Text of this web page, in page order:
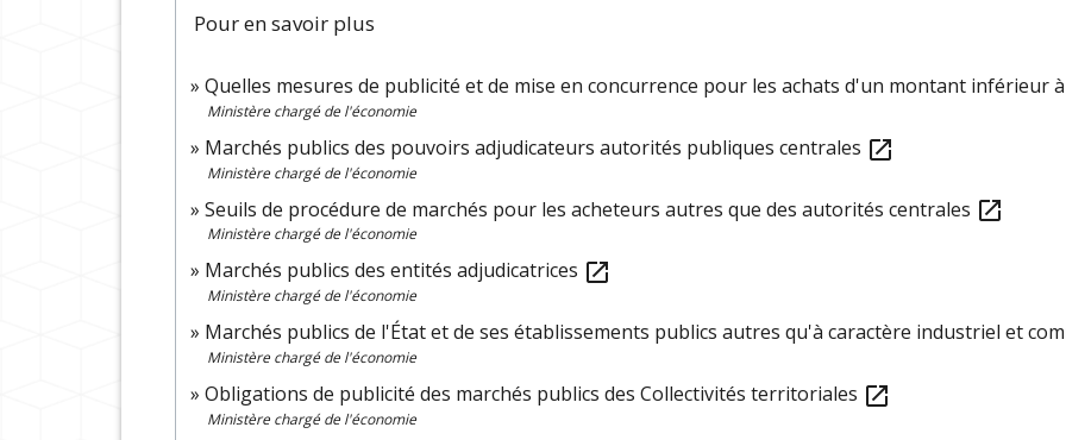
Pour en savoir plus
Quelles mesures de publicité et de mise en concurrence pour les achats d'un montant inférieur à
Ministère chargé de l'économie
Marchés publics des pouvoirs adjudicateurs autorités publiques centrales open_in_new
Ministère chargé de l'économie
Seuils de procédure de marchés pour les acheteurs autres que des autorités centrales open_in_new
Ministère chargé de l'économie
Marchés publics des entités adjudicatrices open_in_new
Ministère chargé de l'économie
Marchés publics de l'État et de ses établissements publics autres qu'à caractère industriel et
Ministère chargé de l'économie
Obligations de publicité des marchés publics des Collectivités territoriales open_in_new
Ministère chargé de l'économie